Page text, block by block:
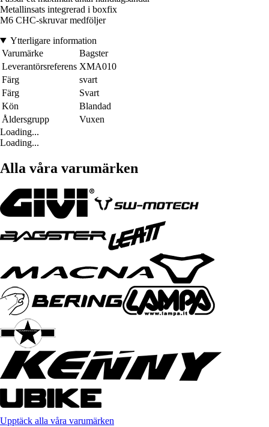
Metallinsats integrerad i boxfix
M6 CHC-skruvar medföljer
Ytterligare information
Varumärke
Bagster
Leverantörsreferens XMA010
Färg
svart
Färg
Svart
Kön
Blandad
Åldersgrupp
Vuxen
Loading...
Loading...
Alla våra varumärken
Upptäck alla våra varumärken